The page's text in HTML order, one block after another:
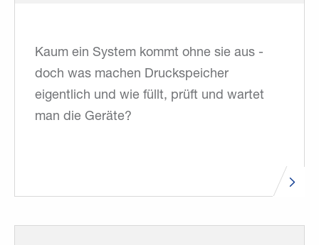
Kaum ein System kommt ohne sie aus -
doch was machen Druckspeicher
eigentlich und wie füllt, prüft und wartet
man die Geräte?